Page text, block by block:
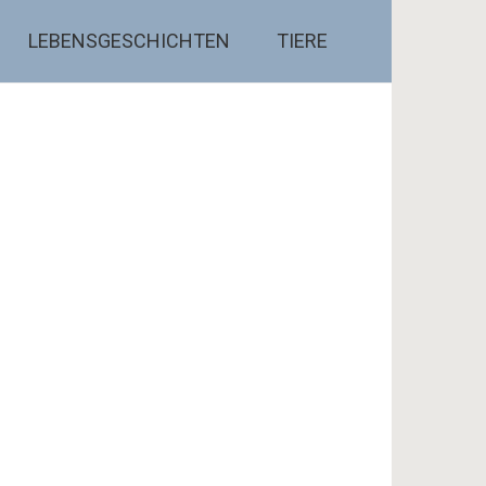
LEBENSGESCHICHTEN TIERE